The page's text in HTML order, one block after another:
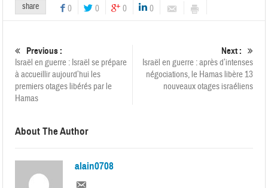
share 0 0 0 0
Previous :
Israël en guerre : Israël se prépare
à accueillir aujourd’hui les
premiers otages libérés par le
Hamas
Next :
Israël en guerre : après d’intenses
négociations, le Hamas libère 13
nouveaux otages israéliens
About The Author
alain0708